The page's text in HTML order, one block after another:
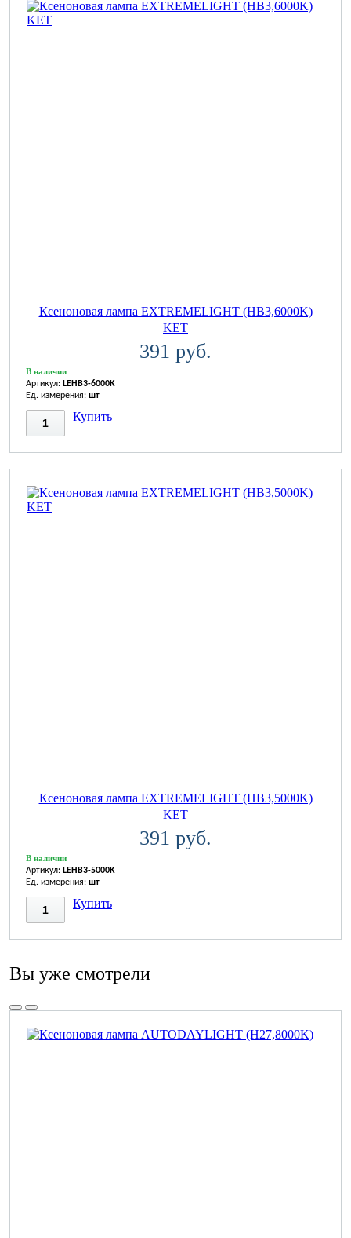
Ксеноновая лампа EXTREMELIGHT (HB3,6000K)
KET
391 руб.
В наличии
Артикул: LEHB3-6000K
Ед. измерения: шт
Купить
Ксеноновая лампа EXTREMELIGHT (HB3,5000K)
KET
391 руб.
В наличии
Артикул: LEHB3-5000K
Ед. измерения: шт
Купить
Вы уже смотрели